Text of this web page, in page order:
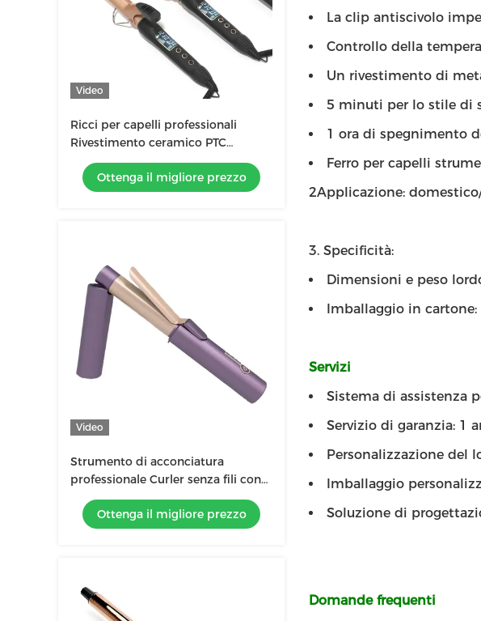
Video
Ricci per capelli professionali
Rivestimento ceramico PTC
Riscaldamento elettrico Portatile
25mm 32mm 38mm
Ottenga il migliore prezzo
Video
Strumento di acconciatura
professionale Curler senza fili con
controllo della temperatura a 5
marceOttenga il migliore prezzo
La clip antiscivolo
Controllo della
Un rivestimento di
5 minuti per lo stile di
1 ora di spegnimento
Ferro per capelli
2Applicazione:
3. Specificità:
Dimensioni e peso
Imballaggio in
Servizi
Sistema di assistenza
Servizio di garanzia: 1
Personalizzazione del
Imballaggio
Soluzione di
Domande frequenti